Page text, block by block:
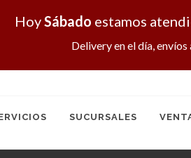
HoySábado estamos
Delivery en el día,
SUCURSALES